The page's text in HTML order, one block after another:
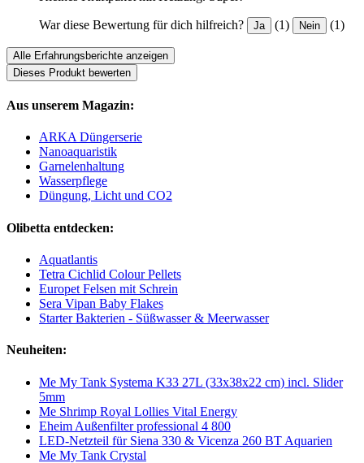
War diese Bewertung für dich hilfreich? Ja (1) Nein (1)
Alle Erfahrungsberichte anzeigen
Dieses Produkt bewerten
Aus unserem Magazin:
ARKA Düngerserie
Nanoaquaristik
Garnelenhaltung
Wasserpflege
Düngung, Licht und CO2
Olibetta entdecken:
Aquatlantis
Tetra Cichlid Colour Pellets
Europet Felsen mit Schrein
Sera Vipan Baby Flakes
Starter Bakterien - Süßwasser & Meerwasser
Neuheiten:
Me My Tank Systema K33 27L (33x38x22 cm) incl. Slider
5mm
Me Shrimp Royal Lollies Vital Energy
Eheim Außenfilter professional 4 800
LED-Netzteil für Siena 330 & Vicenza 260 BT Aquarien
Me My Tank Crystal